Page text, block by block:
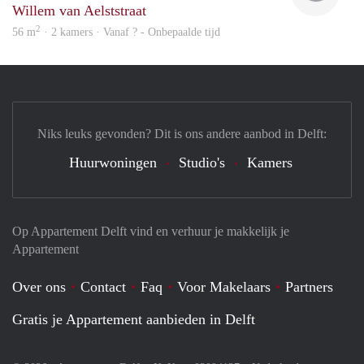
Willem van Aelststraat
56 m2 · 2 kamers · Vanaf ? - Onbepaalde tijd
Op Appartement Delft vind en verhuur je makkelijk je
Appartement
Over ons Contact Faq Voor Makelaars
Partners
Gratis je Appartement aanbieden in Delft
Niks leuks gevonden? Dit is ons andere aanbod in Delft:
Huurwoningen Studio's Kamers